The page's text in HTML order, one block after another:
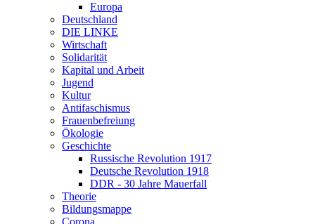
Europa
Deutschland
DIE LINKE
Wirtschaft
Solidarität
Kapital und Arbeit
Jugend
Kultur
Antifaschismus
Frauenbefreiung
Ökologie
Geschichte
Russische Revolution 1917
Deutsche Revolution 1918
DDR - 30 Jahre Mauerfall
Theorie
Bildungsmappe
Corona